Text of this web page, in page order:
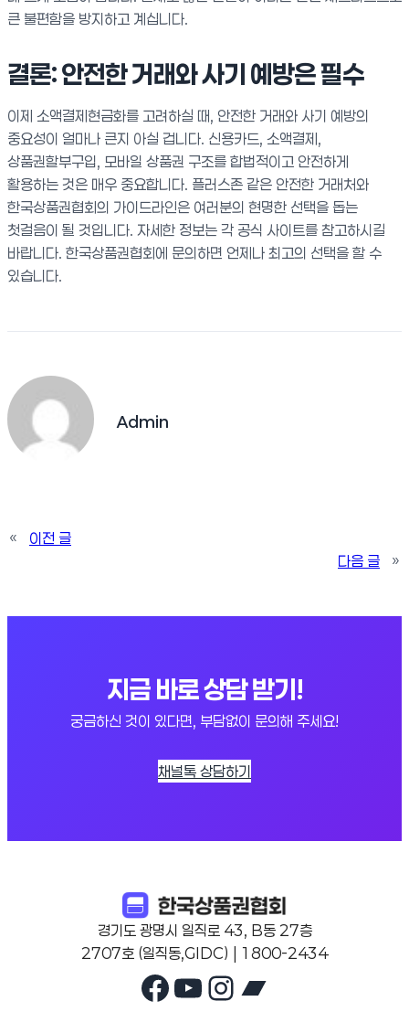
큰 불편함을 방지하고 계십니다.
결론: 안전한 거래와 사기 예방은 필수
이제 소액결제현금화를 고려하실 때, 안전한 거래와 사기 예방의
중요성이 얼마나 큰지 아실 겁니다. 신용카드, 소액결제,
상품권할부구입, 모바일 상품권 구조를 합법적이고 안전하게
활용하는 것은 매우 중요합니다. 플러스존 같은 안전한 거래처와
한국상품권협회의 가이드라인은 여러분의 현명한 선택을 돕는
첫걸음이 될 것입니다. 자세한 정보는 각 공식 사이트를 참고하시길
바랍니다. 한국상품권협회에 문의하면 언제나 최고의 선택을 할 수
있습니다.
Admin
«
이전 글
다음 글
»
지금 바로 상담 받기!
궁금하신 것이 있다면, 부담없이 문의해 주세요!
채널톡 상담하기
경기도 광명시 일직로 43, B동 27층
2707호 (일직동,GIDC) | 1800-2434
Facebook
YouTube
Instagram